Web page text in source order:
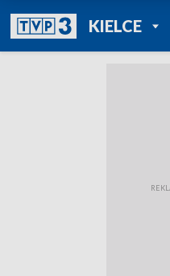
KIELCEPOWRÓT
TVP